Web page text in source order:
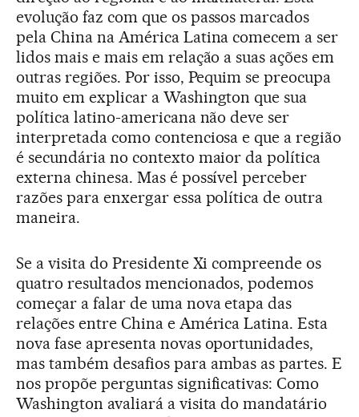
evolução faz com que os passos marcados
pela China na América Latina comecem a ser
lidos mais e mais em relação a suas ações em
outras regiões. Por isso, Pequim se preocupa
muito em explicar a Washington que sua
política latino-americana não deve ser
interpretada como contenciosa e que a região
é secundária no contexto maior da política
externa chinesa. Mas é possível perceber
razões para enxergar essa política de outra
maneira.
Se a visita do Presidente Xi compreende os
quatro resultados mencionados, podemos
começar a falar de uma nova etapa das
relações entre China e América Latina. Esta
nova fase apresenta novas oportunidades,
mas também desafios para ambas as partes. E
nos propõe perguntas significativas: Como
Washington avaliará a visita do mandatário